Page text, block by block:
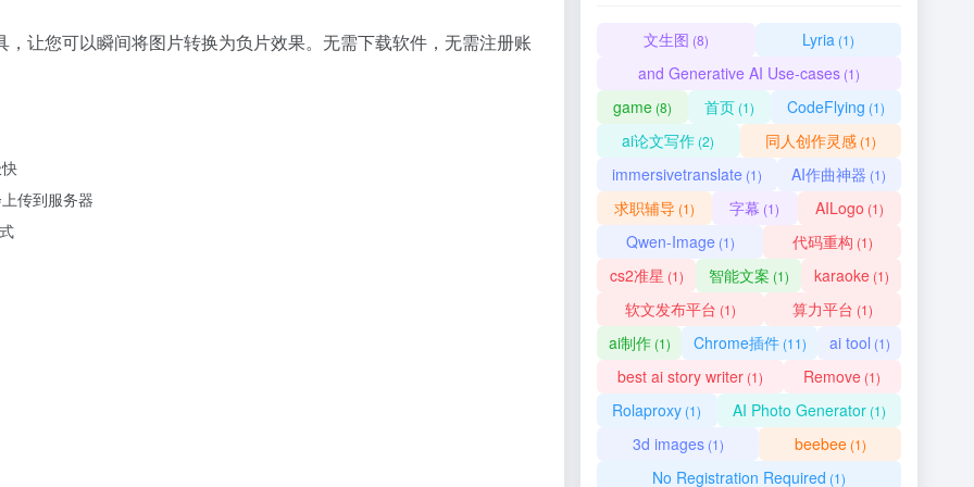
让您可以瞬间将图片转换为负片效果。无需下载软件，无需注册账
传到服务器
文生图 (8) Lyria (1)
and Generative AI Use-cases (1)
game (8) 首页 (1) CodeFlying (1)
ai论文写作 (2) 同人创作灵感(1)
immersivetranslate (1) AI作曲神器 (1)
求职辅导 (1) 字幕 (1) AILogo (1)
Qwen-Image (1) 代码重构 (1)
cs2准星 (1) 智能文案 (1) karaoke(1)
软文发布平台 (1) 算力平台 (1)
ai制作(1) Chrome插件(11) ai tool (1)
best ai story writer(1) Remove (1)
Rolaproxy (1) AI Photo Generator(1)
3d images(1) beebee(1)
No Registration Required (1)